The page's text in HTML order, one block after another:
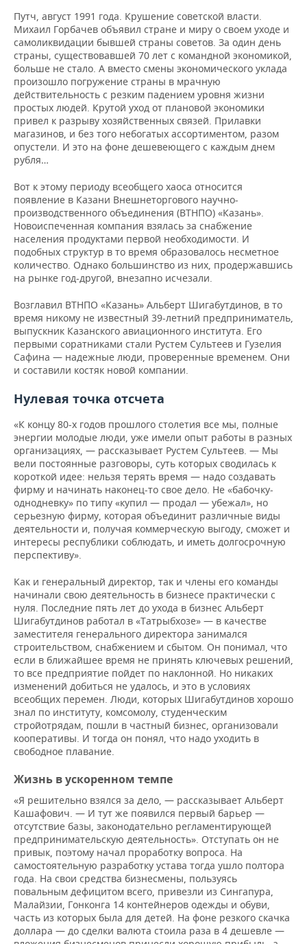
Путч, август 1991 года. Крушение советской власти.
Михаил Горбачев объявил стране и миру о своем уходе и
самоликвидации бывшей страны советов. За один день
страны, существовавшей 70 лет с командной экономикой,
больше не стало. А вместо смены экономического уклада
произошло погружение страны в мрачную
действительность с резким падением уровня жизни
простых людей. Крутой уход от плановой экономики
привел к разрыву хозяйственных связей. Прилавки
магазинов, и без того небогатых ассортиментом, разом
опустели. И это на фоне дешевеющего с каждым днем
рубля…
Вот к этому периоду всеобщего хаоса относится
появление в Казани Внешнеторгового научно-
производственного объединения (ВТНПО) «Казань».
Новоиспеченная компания взялась за снабжение
населения продуктами первой необходимости. И
подобных структур в то время образовалось несметное
количество. Однако большинство из них, продержавшись
на рынке год-другой, внезапно исчезали.
Возглавил ВТНПО «Казань» Альберт Шигабутдинов, в то
время никому не известный 39-летний предприниматель,
выпускник Казанского авиационного института. Его
первыми соратниками стали Рустем Сультеев и Гузелия
Сафина — надежные люди, проверенные временем. Они
и составили костяк новой компании.
Нулевая точка отсчета
«К концу 80-х годов прошлого столетия все мы, полные
энергии молодые люди, уже имели опыт работы в разных
организациях, — рассказывает Рустем Сультеев. — Мы
вели постоянные разговоры, суть которых сводилась к
короткой идее: нельзя терять время — надо создавать
фирму и начинать наконец-то свое дело. Не «бабочку-
однодневку» по типу «купил — продал — убежал», но
серьезную фирму, которая объединит различные виды
деятельности и, получая коммерческую выгоду, сможет и
интересы республики соблюдать, и иметь долгосрочную
перспективу».
Как и генеральный директор, так и члены его команды
начинали свою деятельность в бизнесе практически с
нуля. Последние пять лет до ухода в бизнес Альберт
Шигабутдинов работал в «Татрыбхозе» — в качестве
заместителя генерального директора занимался
строительством, снабжением и сбытом. Он понимал, что
если в ближайшее время не принять ключевых решений,
то все предприятие пойдет по наклонной. Но никаких
изменений добиться не удалось, и это в условиях
всеобщих перемен. Люди, которых Шигабутдинов хорошо
знал по институту, комсомолу, студенческим
стройотрядам, пошли в частный бизнес, организовали
кооперативы. И тогда он понял, что надо уходить в
свободное плавание.
Жизнь в ускоренном темпе
«Я решительно взялся за дело, — рассказывает Альберт
Кашафович. — И тут же появился первый барьер —
отсутствие базы, законодательно регламентирующей
предпринимательскую деятельность». Отступать он не
привык, поэтому начал проработку вопроса. На
самостоятельную разработку устава тогда ушло полтора
года. На свои средства бизнесмены, пользуясь
повальным дефицитом всего, привезли из Сингапура,
Малайзии, Гонконга 14 контейнеров одежды и обуви,
часть из которых была для детей. На фоне резкого скачка
доллара — до сделки валюта стоила раза в 4 дешевле —